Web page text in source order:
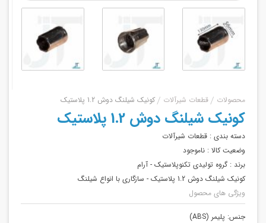
محصولات قطعات شیرآلات کونیک شیلنگ دوش 1.2 پلاستیک
کونیک شیلنگ دوش 1.2 پلاستیک
دسته بندی : قطعات شیرآلات
وضعیت کالا : ناموجود
برند : گروه تولیدی تکنوپلاستیک - آرام
کونیک شیلنگ دوش 1.2 پلاستیک - سازگاری با انواع شیلنگ‌
ویژگی های محصول
جنس: پلیمر (ABS)